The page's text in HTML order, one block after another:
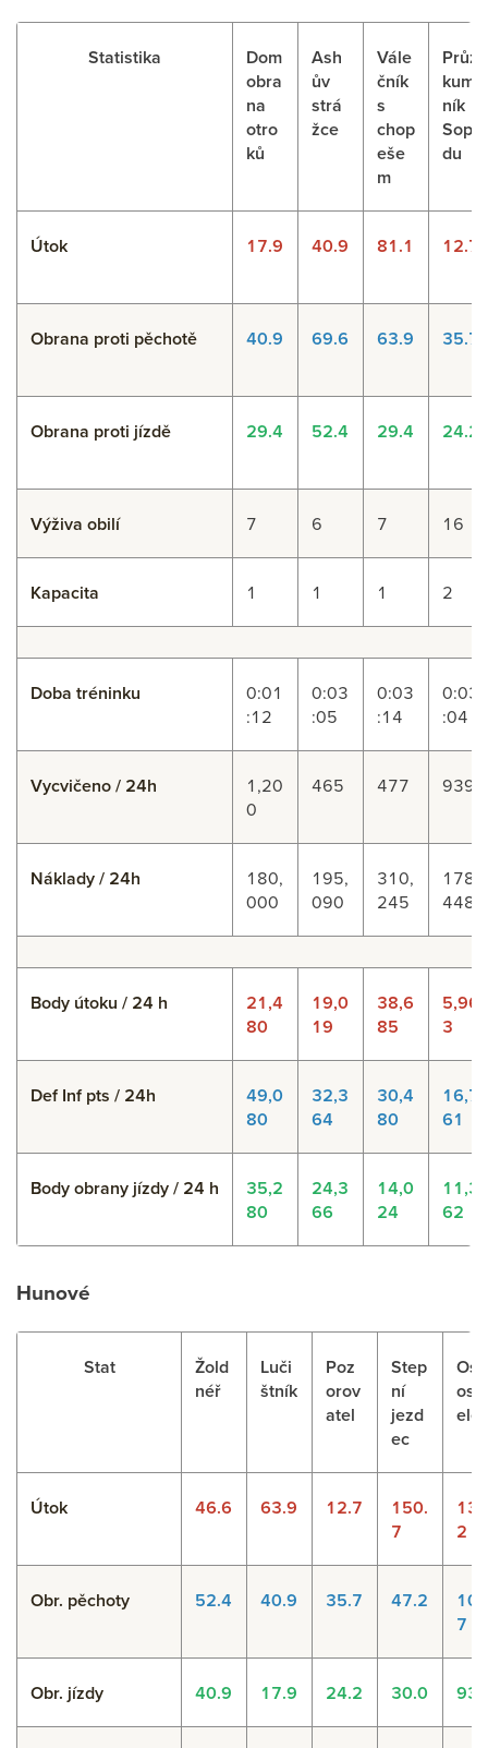
Statistika
Dom
obra
na
otro
ků
Ash
ův
strá
žce
Vále
čník
s
chop
eše
m
Průz
kum
ník
Sop
du
Útok 17.9 40.9 81.1 12.7
Obrana proti pěchotě 40.9 69.6 63.9 35.7
Obrana proti jízdě 29.4 52.4 29.4 24.2
Výživa obilí 7 6 7 16
Kapacita 1 1 1 2
Doba tréninku
0:01
:12
0:03
:05
0:03
:14
0:03
:04
Vycvičeno / 24h
1,20
0
465 477 939
Náklady / 24h
180,
000
195,
090
310,
245
178,
448
Body útoku / 24 h
21,4
80
19,0
19
38,6
85
5,96
3
Def Inf pts / 24h
49,0
80
32,3
64
30,4
80
16,7
61
Body obrany jízdy / 24 h
35,2
80
24,3
66
14,0
24
11,3
62
Hunové
Stat
Žold
néř
Luči
štník
Poz
orov
atel
Step
ní
jezd
ec
ostř
elec
Útok 46.6 63.9 12.7
150.
7
2
Obr. pěchoty 52.4 40.9 35.7 47.2
7
Obr. jízdy 40.9 17.9 24.2 30.0